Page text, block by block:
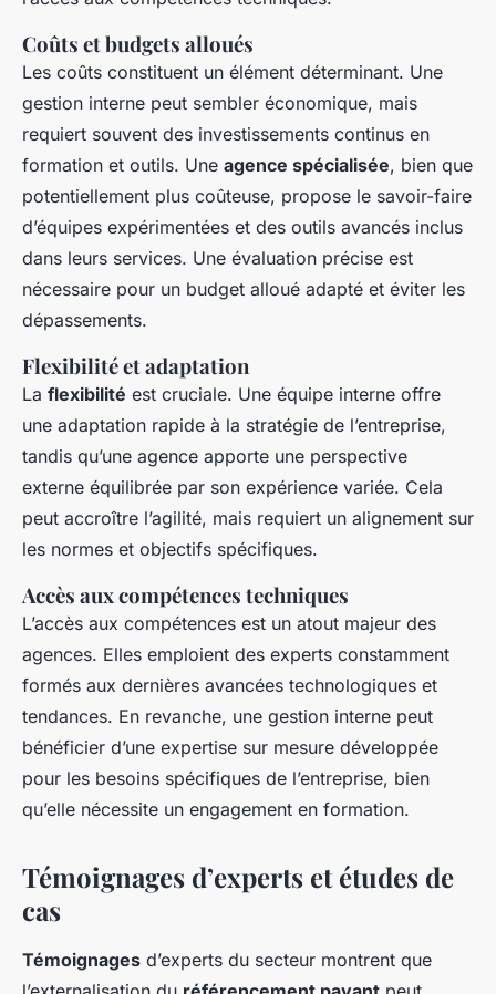
Coûts et budgets alloués
Les coûts constituent un élément déterminant. Une
gestion interne peut sembler économique, mais
requiert souvent des investissements continus en
formation et outils. Une agence spécialisée, bien que
potentiellement plus coûteuse, propose le savoir-faire
d’équipes expérimentées et des outils avancés inclus
dans leurs services. Une évaluation précise est
nécessaire pour un budget alloué adapté et éviter les
dépassements.
Flexibilité et adaptation
La flexibilité est cruciale. Une équipe interne offre
une adaptation rapide à la stratégie de l’entreprise,
tandis qu’une agence apporte une perspective
externe équilibrée par son expérience variée. Cela
peut accroître l’agilité, mais requiert un alignement sur
les normes et objectifs spécifiques.
Accès aux compétences techniques
L’accès aux compétences est un atout majeur des
agences. Elles emploient des experts constamment
formés aux dernières avancées technologiques et
tendances. En revanche, une gestion interne peut
bénéficier d’une expertise sur mesure développée
pour les besoins spécifiques de l’entreprise, bien
qu’elle nécessite un engagement en formation.
Témoignages d’experts et études de
cas
Témoignages d’experts du secteur montrent que